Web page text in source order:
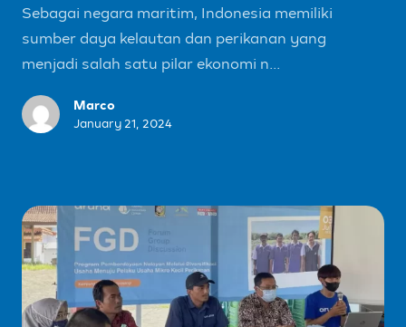
Sebagai negara maritim, Indonesia memiliki
sumber daya kelautan dan perikanan yang
menjadi salah satu pilar ekonomi n...
Marco
January 21, 2024